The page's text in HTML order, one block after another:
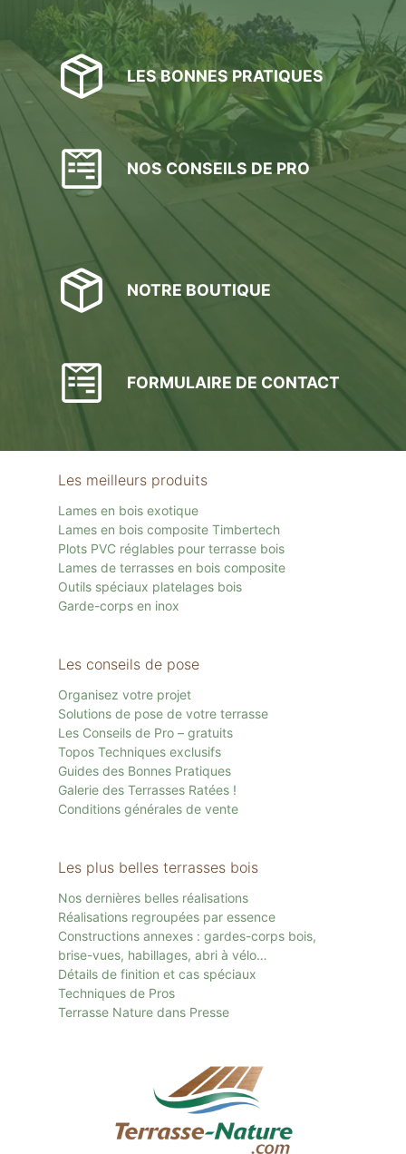
LES BONNES PRATIQUES
NOS CONSEILS DE PRO
NOTRE BOUTIQUE
FORMULAIRE DE CONTACT
Les meilleurs produits
Lames en bois exotique
Lames en bois composite Timbertech
Plots PVC réglables pour terrasse bois
Lames de terrasses en bois composite
Outils spéciaux platelages bois
Garde-corps en inox
Les conseils de pose
Organisez votre projet
Solutions de pose de votre terrasse
Les Conseils de Pro – gratuits
Topos Techniques exclusifs
Guides des Bonnes Pratiques
Galerie des Terrasses Ratées !
Conditions générales de vente
Les plus belles terrasses bois
Nos dernières belles réalisations
Réalisations regroupées par essence
Constructions annexes : gardes-corps bois,
brise-vues, habillages, abri à vélo…
Détails de finition et cas spéciaux
Techniques de Pros
Terrasse Nature dans Presse